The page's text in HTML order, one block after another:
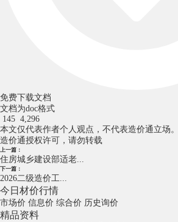
免费下载文档
文档为doc格式
145 4,296
本文仅代表作者个人观点，不代表造价通立场。
造价通授权许可，请勿转载
上一篇：
住房城乡建设部适老...
下一篇：
2026二级造价工...
今日材价行情
市场价 信息价 综合价 历史询价
精品资料